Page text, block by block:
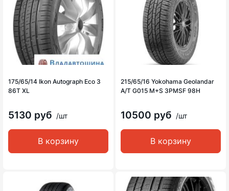
175/65/14 Ikon Autograph Eco 3
86T XL
5130 руб /шт
В корзину
215/65/16 Yokohama Geolandar
A/T G015 M+S 3PMSF 98H
10500 руб /шт
В корзину